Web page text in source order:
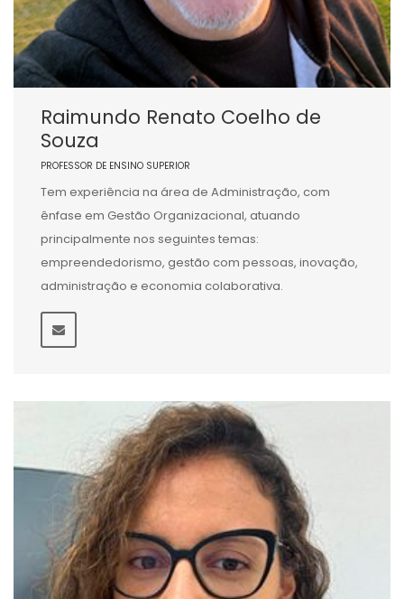
Raimundo Renato Coelho de
Souza
PROFESSOR DE ENSINO SUPERIOR
Tem experiência na área de Administração, com
ênfase em Gestão Organizacional, atuando
principalmente nos seguintes temas:
empreendedorismo, gestão com pessoas, inovação,
administração e economia colaborativa.